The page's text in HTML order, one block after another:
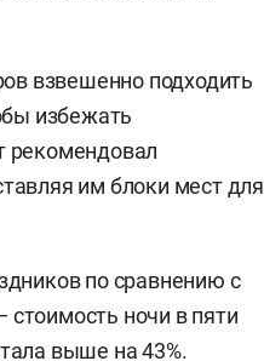
взвешенно подходить
избежать
рекомендовал
им блоки мест для
по сравнению с
ночи в пяти
выше на 43%.